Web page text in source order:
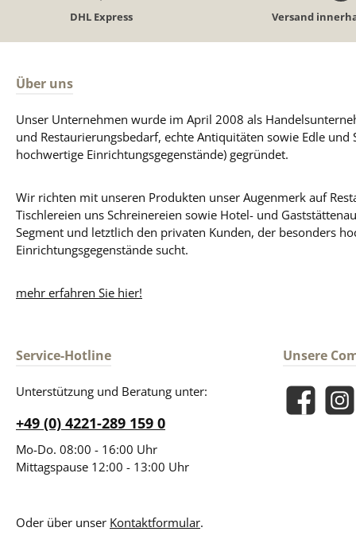
DHL Express Versand
Über uns
Unser Unternehmen wurde im April 2008 als
und Restaurierungsbedarf, echte Antiquitäten sowie Edle und
hochwertige Einrichtungsgegenstände) gegründet.
Wir richten mit unseren Produkten unser Augenmerk auf
Tischlereien uns Schreinereien sowie Hotel- und
Segment und letztlich den privaten Kunden, der besonders
Einrichtungsgegenstände sucht.
mehr erfahren Sie hier!
Service-Hotline
Unterstützung und Beratung unter:
+49 (0) 4221-289 159 0
Mo-Do. 08:00 - 16:00 Uhr
Mittagspause 12:00 - 13:00 Uhr
Oder über unser Kontaktformular.
Unsere
Facebook